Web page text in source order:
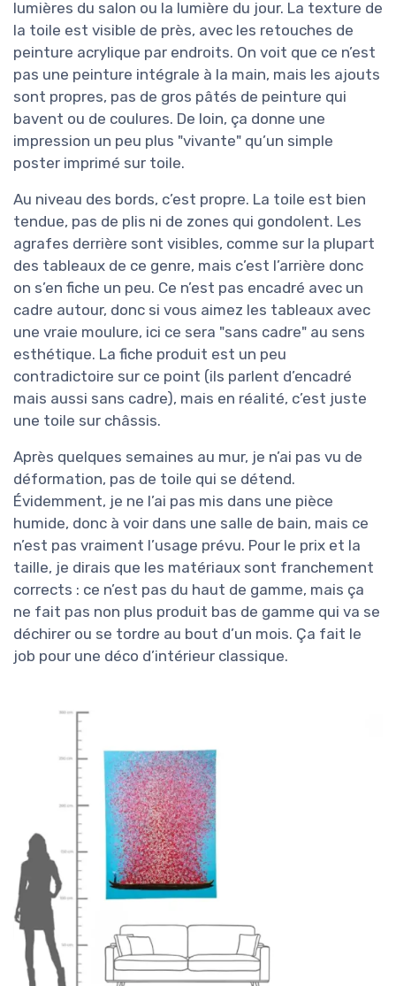
lumières du salon ou la lumière du jour. La texture de
la toile est visible de près, avec les retouches de
peinture acrylique par endroits. On voit que ce n’est
pas une peinture intégrale à la main, mais les ajouts
sont propres, pas de gros pâtés de peinture qui
bavent ou de coulures. De loin, ça donne une
impression un peu plus "vivante" qu’un simple
poster imprimé sur toile.
Au niveau des bords, c’est propre. La toile est bien
tendue, pas de plis ni de zones qui gondolent. Les
agrafes derrière sont visibles, comme sur la plupart
des tableaux de ce genre, mais c’est l’arrière donc
on s’en fiche un peu. Ce n’est pas encadré avec un
cadre autour, donc si vous aimez les tableaux avec
une vraie moulure, ici ce sera "sans cadre" au sens
esthétique. La fiche produit est un peu
contradictoire sur ce point (ils parlent d’encadré
mais aussi sans cadre), mais en réalité, c’est juste
une toile sur châssis.
Après quelques semaines au mur, je n’ai pas vu de
déformation, pas de toile qui se détend.
Évidemment, je ne l’ai pas mis dans une pièce
humide, donc à voir dans une salle de bain, mais ce
n’est pas vraiment l’usage prévu. Pour le prix et la
taille, je dirais que les matériaux sont franchement
corrects : ce n’est pas du haut de gamme, mais ça
ne fait pas non plus produit bas de gamme qui va se
déchirer ou se tordre au bout d’un mois. Ça fait le
job pour une déco d’intérieur classique.